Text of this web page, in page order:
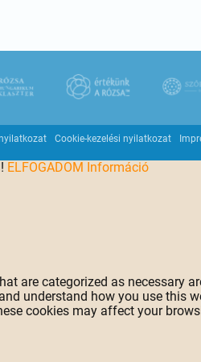
Cookie-kezelési nyilatkozat
ELFOGADOM Információ
are categorized as necessary
understand how you use this
cookies may affect your